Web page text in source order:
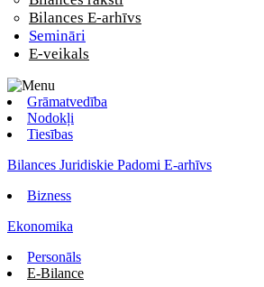
Bilances E-arhīvs
Semināri
E-veikals
Grāmatvedība
Nodokļi
Tiesības
Bilances Juridiskie Padomi E-arhīvs
Bizness
Ekonomika
Personāls
E-Bilance